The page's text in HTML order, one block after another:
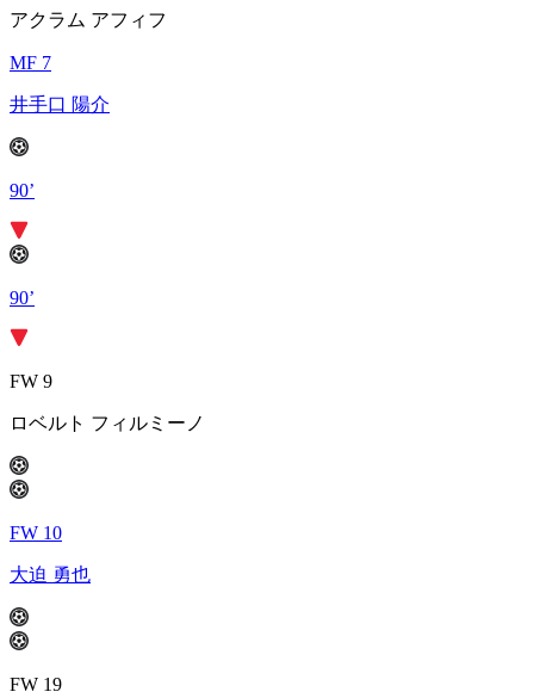
アクラム アフィフ
MF 7
井手口 陽介
90’
90’
FW 9
ロベルト フィルミーノ
FW 10
大迫 勇也
FW 19